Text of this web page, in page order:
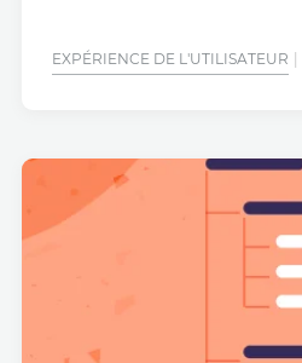
EXPÉRIENCE DE L'UTILISATEUR